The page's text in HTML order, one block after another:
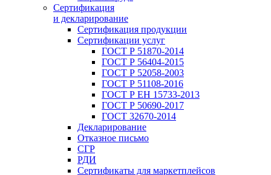
Сертификация
и декларирование
Сертификация продукции
Сертификации услуг
ГОСТ Р 51870-2014
ГОСТ Р 56404-2015
ГОСТ Р 52058-2003
ГОСТ Р 51108-2016
ГОСТ Р ЕН 15733-2013
ГОСТ Р 50690-2017
ГОСТ 32670-2014
Декларирование
Отказное письмо
СГР
РДИ
Сертификаты для маркетплейсов